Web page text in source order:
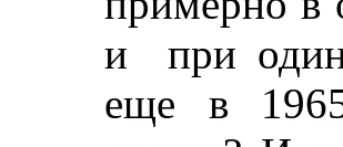
и при
еще в